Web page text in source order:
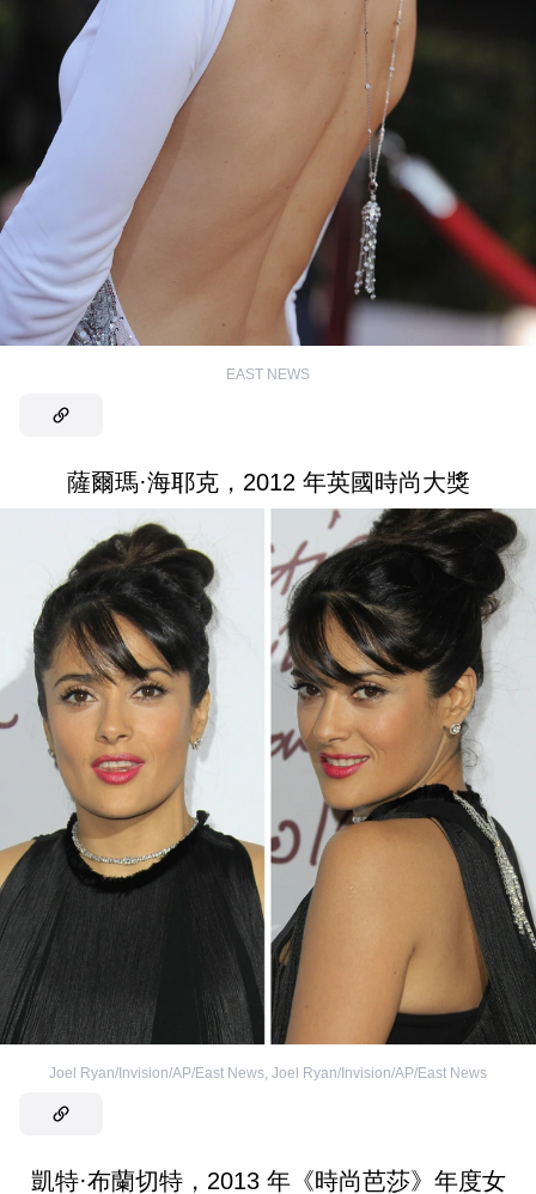
EAST NEWS
薩爾瑪·海耶克，2012 年英國時尚大獎
Joel Ryan/Invision/AP/East News Joel Ryan/Invision/AP/East News
凱特·布蘭切特，2013 年《時尚芭莎》年度女